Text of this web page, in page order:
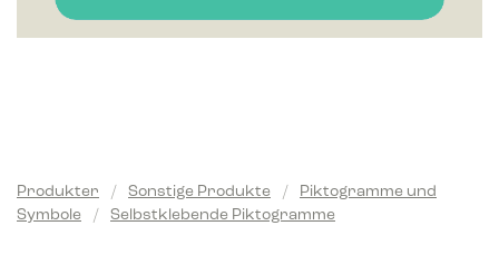
Produkter / Sonstige Produkte /
Piktogramme und
Symbole
/ Selbstklebende Piktogramme